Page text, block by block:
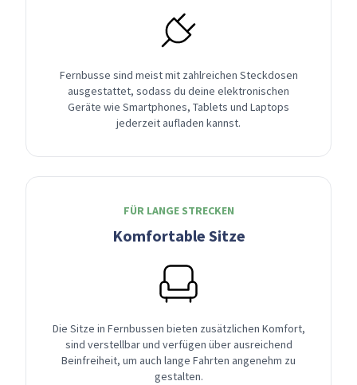
Fernbusse sind meist mit zahlreichen Steckdosen
ausgestattet, sodass du deine elektronischen
Geräte wie Smartphones, Tablets und Laptops
jederzeit aufladen kannst.
FÜR LANGE STRECKEN
Komfortable Sitze
Die Sitze in Fernbussen bieten zusätzlichen Komfort,
sind verstellbar und verfügen über ausreichend
Beinfreiheit, um auch lange Fahrten angenehm zu
gestalten.